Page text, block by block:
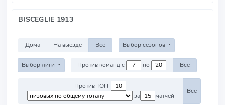
BISCEGLIE 1913
Дома На выезде Все Выбор сезонов
Выбор лиги Против команд с по Все
Против ТОП-
за
матчей
Все